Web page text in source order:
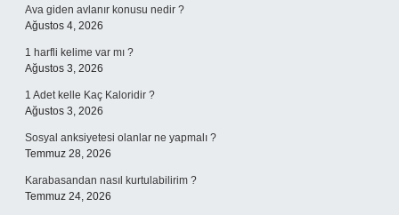
Ava giden avlanır konusu nedir ?
Ağustos 4, 2026
1 harfli kelime var mı ?
Ağustos 3, 2026
1 Adet kelle Kaç Kaloridir ?
Ağustos 3, 2026
Sosyal anksiyetesi olanlar ne yapmalı ?
Temmuz 28, 2026
Karabasandan nasıl kurtulabilirim ?
Temmuz 24, 2026